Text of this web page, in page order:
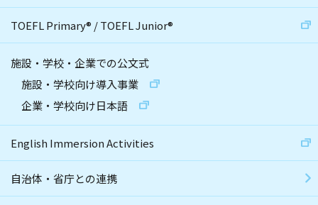
TOEFL Primary® /TOEFL Junior®
施設・学校・企業での公文式
施設・学校向け導入事業
企業・学校向け日本語
English Immersion Activities
自治体・省庁との連携